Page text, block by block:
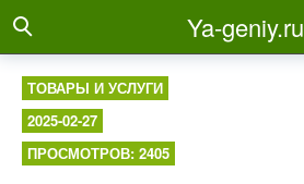
Ya-geniy.ru
ТОВАРЫ И УСЛУГИ
2025-02-27
ПРОСМОТРОВ: 2405